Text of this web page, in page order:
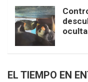
EL TIEMPO EN